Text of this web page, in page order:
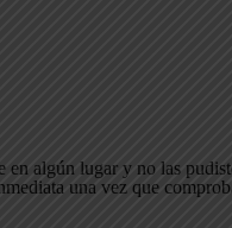
en algún lugar y no las
una vez que